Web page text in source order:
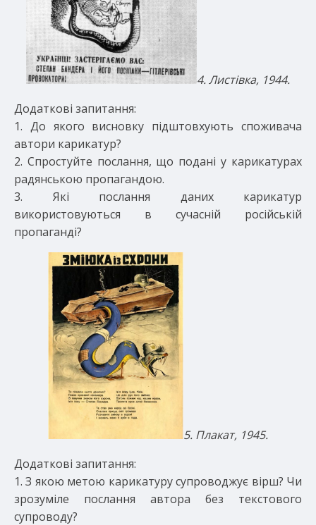
4. Листівка, 1944.
Додаткові запитання:
1. До якого висновку підштовхують споживача
автори карикатур?
2. Спростуйте послання, що подані у карикатурах
радянською пропагандою.
3. Які послання даних карикатур
використовуються в сучасній російській
пропаганді?
5. Плакат, 1945.
Додаткові запитання:
1. З якою метою карикатуру супроводжує вірш? Чи
зрозуміле послання автора без текстового
супроводу?